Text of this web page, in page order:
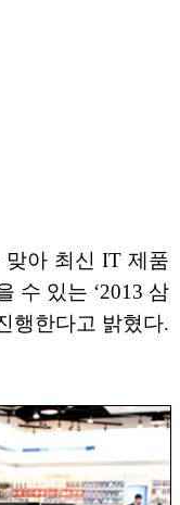
아 최신 IT 제품
수 있는 ‘2013 삼
행한다고 밝혔다.